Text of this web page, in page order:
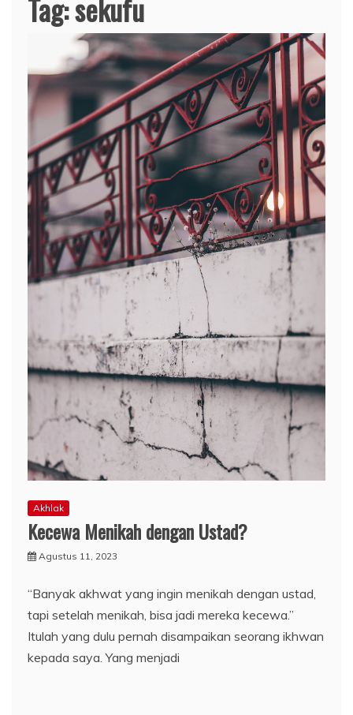
Tag:sekufu
Akhlak
Kecewa Menikah dengan Ustad?
Agustus 11, 2023
“Banyak akhwat yang ingin menikah dengan ustad,
tapi setelah menikah, bisa jadi mereka kecewa.”
Itulah yang dulu pernah disampaikan seorang ikhwan
kepada saya. Yang menjadi